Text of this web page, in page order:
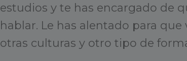
estudios y te has encargado de
hablar. Le has alentado para
otras culturas y otro tipo de